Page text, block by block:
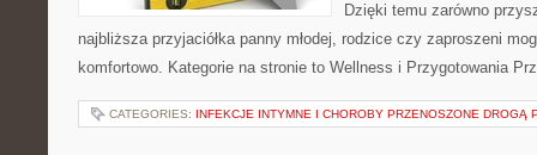
Dzięki temu zarówno
najbliższa przyjaciółka panny młodej, rodzice czy zaproszeni
komfortowo. Kategorie na stronie to Wellness i Przygotowania
CATEGORIES: INFEKCJE INTYMNE I CHOROBY PRZENOSZONE DROGĄ